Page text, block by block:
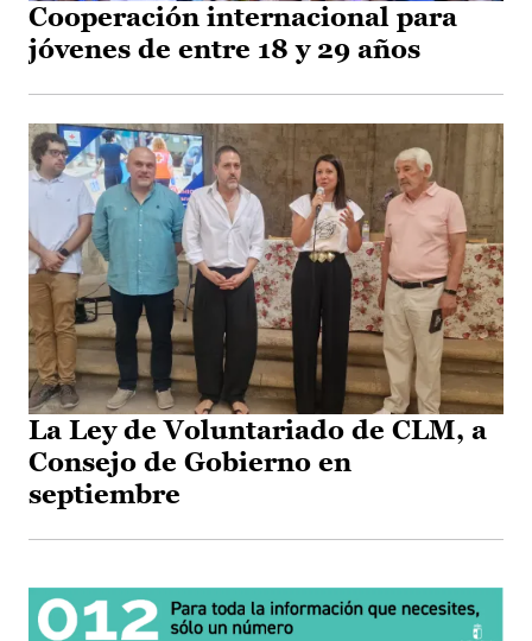
Cooperación internacional para
jóvenes de entre 18 y 29 años
La Ley de Voluntariado de CLM, a
Consejo de Gobierno en
septiembre